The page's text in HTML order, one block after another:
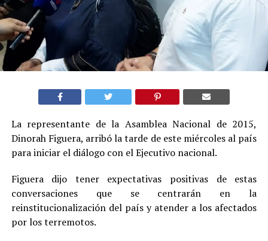
La representante de la Asamblea Nacional de 2015,
Dinorah Figuera, arribó la tarde de este miércoles al país
para iniciar el diálogo con el Ejecutivo nacional.
Figuera dijo tener expectativas positivas de estas
conversaciones que se centrarán en la
reinstitucionalización del país y atender a los afectados
por los terremotos.